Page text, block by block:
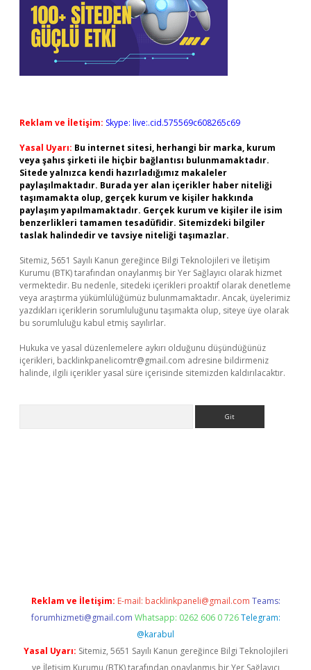
Reklam ve İletişim: Skype: live:.cid.575569c608265c69
Yasal Uyarı: Bu internet sitesi, herhangi bir marka, kurum
veya şahıs şirketi ile hiçbir bağlantısı bulunmamaktadır.
Sitede yalnızca kendi hazırladığımız makaleler
paylaşılmaktadır. Burada yer alan içerikler haber niteliği
taşımamakta olup, gerçek kurum ve kişiler hakkında
paylaşım yapılmamaktadır. Gerçek kurum ve kişiler ile isim
benzerlikleri tamamen tesadüfidir. Sitemizdeki bilgiler
taslak halindedir ve tavsiye niteliği taşımazlar.
Sitemiz, 5651 Sayılı Kanun gereğince Bilgi Teknolojileri ve İletişim
Kurumu (BTK) tarafından onaylanmış bir Yer Sağlayıcı olarak hizmet
vermektedir. Bu nedenle, sitedeki içerikleri proaktif olarak denetleme
veya araştırma yükümlülüğümüz bulunmamaktadır. Ancak, üyelerimiz
yazdıkları içeriklerin sorumluluğunu taşımakta olup, siteye üye olarak
bu sorumluluğu kabul etmiş sayılırlar.
Hukuka ve yasal düzenlemelere aykırı olduğunu düşündüğünüz
içerikleri, backlinkpanelicomtr@gmail.com adresine bildirmeniz
halinde, ilgili içerikler yasal süre içerisinde sitemizden kaldırılacaktır.
Reklam ve İletişim: E-mail: backlinkpaneli@gmail.com Teams:
forumhizmeti@gmail.com Whatsapp: 0262 606 0 726 Telegram:
@karabul
Yasal Uyarı: Sitemiz, 5651 Sayılı Kanun gereğince Bilgi Teknolojileri
ve İletişim Kurumu (BTK) tarafından onaylanmış bir Yer Sağlayıcı